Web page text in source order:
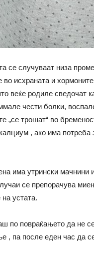
се случуваат низа
во исхраната и
веќе родиле сведочат
чести болки,
„се трошат“ во
, ако има потреба
има утрински мачнини
се препорачува
устата.
по повраќањето да не
, па после еден час да